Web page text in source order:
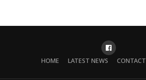
HOME LATEST NEWS CONTACT